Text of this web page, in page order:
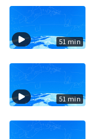
51 min
51 min